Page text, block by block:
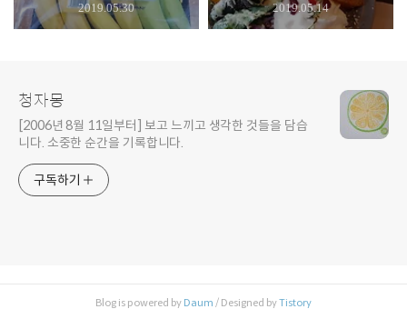
2019.05.30 2019.05.14
청자몽
[2006년 8월 11일부터] 보고 느끼고 생각한 것들을 담습
니다. 소중한 순간을 기록합니다.
구독하기
Blog is powered by Daum / Designed byTistory